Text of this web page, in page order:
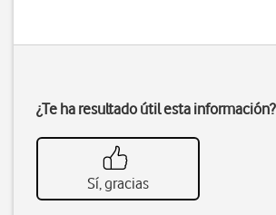
¿Te ha resultado útil esta información?
Sí, gracias